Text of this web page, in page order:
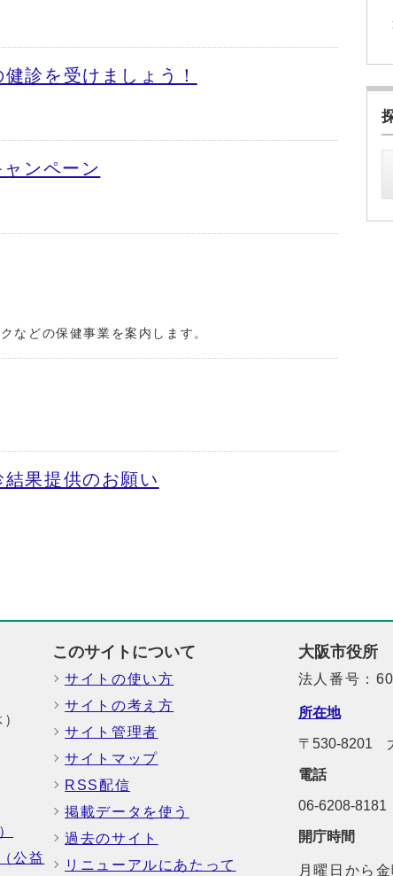
診を受けましょう！
ンペーン
などの保健事業を案内します。
果提供のお願い
公益
このサイトについて
サイトの使い方
サイトの考え方
サイト管理者
サイトマップ
RSS配信
掲載データを使う
過去のサイト
リニューアルにあたって
大阪市役所
法人番号：
所在地
〒530-8201
電話
06-6208-8181
開庁時間
月曜日から